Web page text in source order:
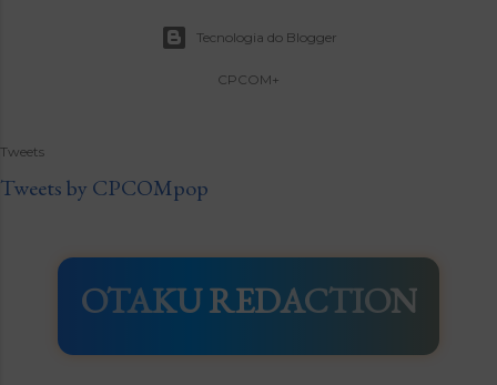
Tecnologia do Blogger
CPCOM+
Tweets
Tweets by CPCOMpop
OTAKU REDACTION